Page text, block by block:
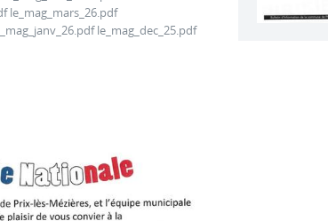
le_mag_mars_26.pdf
le_mag_dec_25.pdf